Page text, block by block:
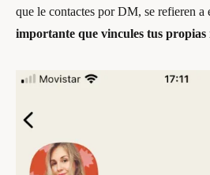
que le contactes por DM, se refieren a
importante que vincules tus propias